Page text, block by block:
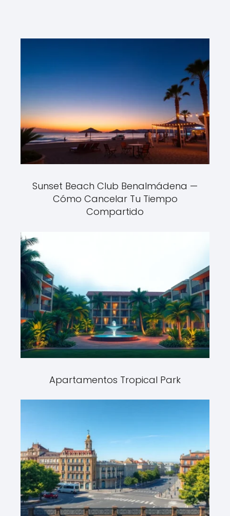
Sunset Beach Club Benalmádena —
Cómo Cancelar Tu Tiempo
Compartido
Apartamentos Tropical Park